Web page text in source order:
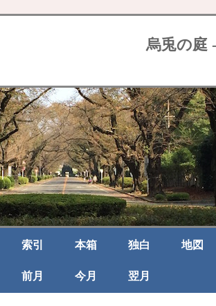
烏兎の庭 -
索引 本箱 独白 地図
前月 今月 翌月